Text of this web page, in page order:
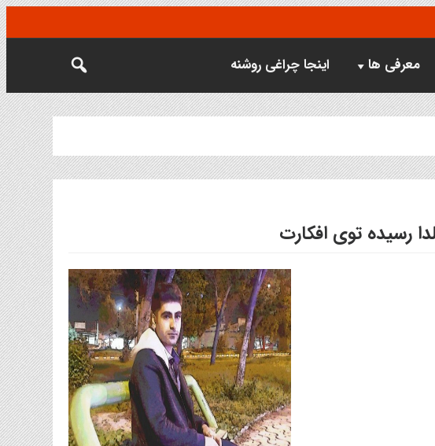
معرفی ها اینجا چراغی روشنه
رسیده توی افکارت